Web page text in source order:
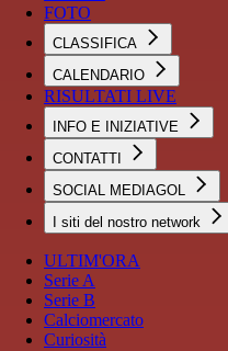
FOTO
CLASSIFICA
CALENDARIO
RISULTATI LIVE
INFO E INIZIATIVE
CONTATTI
SOCIAL MEDIAGOL
I siti del nostro network
ULTIM'ORA
Serie A
Serie B
Calciomercato
Curiosità